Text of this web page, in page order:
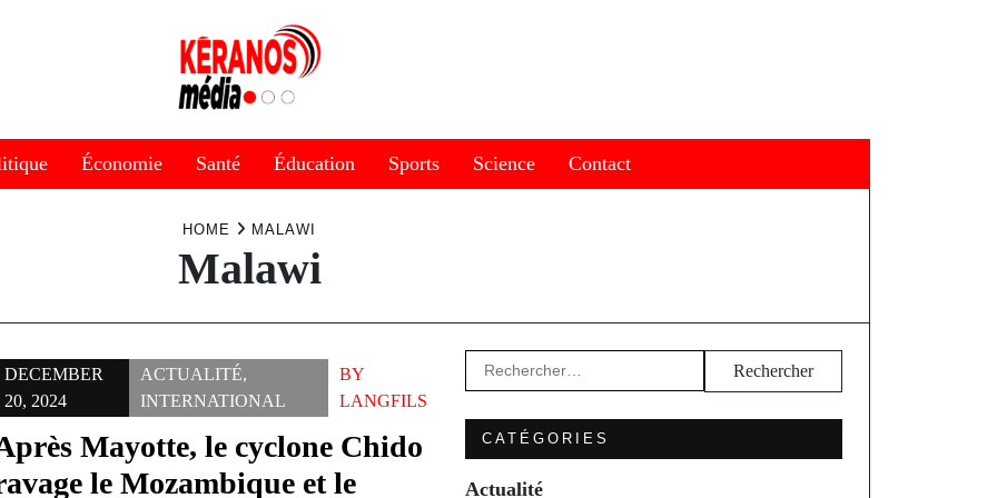
Économie Santé Éducation Sports Science Contact
HOME MALAWI
Malawi
DECEMBER
20, 2024
ACTUALITÉ,
INTERNATIONAL
BY
LANGFILS
Mayotte, le cyclone Chido
le Mozambique et le
Rechercher :
CATÉGORIES
Actualité